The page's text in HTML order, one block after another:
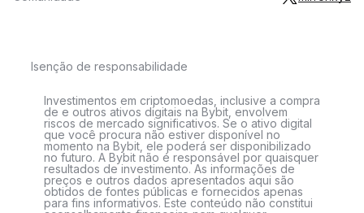
Isenção de responsabilidade
Investimentos em criptomoedas, inclusive a compra
de e outros ativos digitais na Bybit, envolvem
riscos de mercado significativos. Se o ativo digital
que você procura não estiver disponível no
momento na Bybit, ele poderá ser disponibilizado
no futuro. A Bybit não é responsável por quaisquer
resultados de investimento. As informações de
preços e outros dados apresentados aqui são
obtidos de fontes públicas e fornecidos apenas
para fins informativos. Este conteúdo não constitui